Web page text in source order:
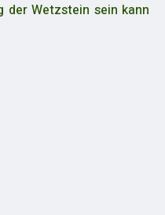
der Wetzstein sein kann